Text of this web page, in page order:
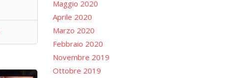
Maggio 2020
Aprile 2020
Marzo 2020
Febbraio 2020
Novembre 2019
Ottobre 2019